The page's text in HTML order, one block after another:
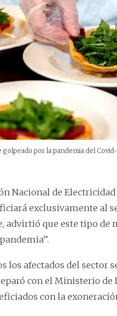
por la pandemia del Covid-
Nacional de Electricidad
exclusivamente al
advirtió que este tipo de
los afectados del sector
con el Ministerio de
con la